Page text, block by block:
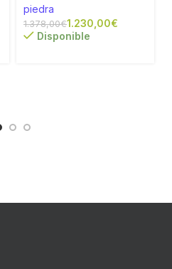
piedra
1.378,00€1.230,00€
Disponible